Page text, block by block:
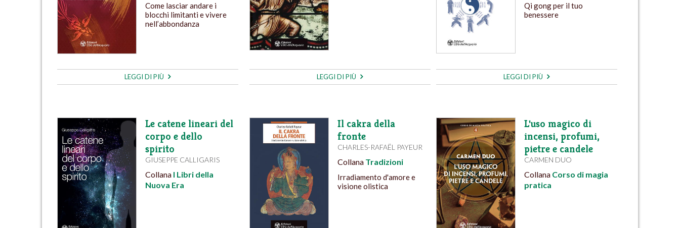
Come lasciar andare i
blocchi limitanti e vivere
nell’abbondanza
LEGGI DI PIÙ LEGGI DI PIÙ
Qi gong per il tuo
benessere
LEGGI DI PIÙ
Le catene lineari del
corpo e dello
spirito
GIUSEPPE CALLIGARIS
Collana I Libri della
Nuova Era
Il cakra della
fronte
CHARLES-RAFAËL PAYEUR
Collana Tradizioni
Irradiamento d'amore e
visione olistica
L'uso magico di
incensi, profumi,
pietre e candele
CARMEN DUO
Collana Corso di magia
pratica